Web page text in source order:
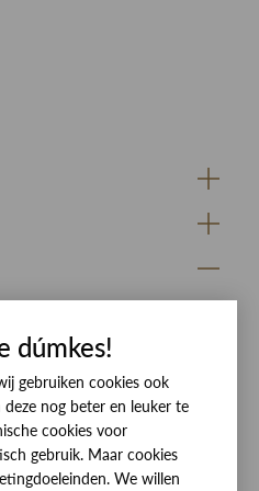
dúmkes!
gebruiken cookies ook
nog beter en leuker te
cookies voor
gebruik. Maar cookies
We willen